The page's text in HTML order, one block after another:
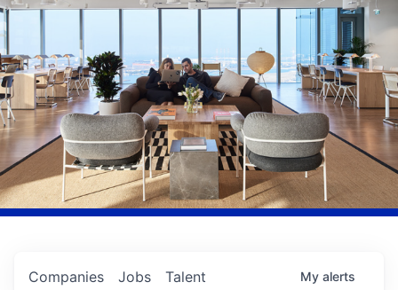
Jobs
Companies Talent My alerts